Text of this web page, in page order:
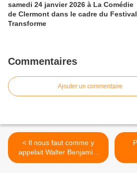
samedi 24 janvier 2026 à La Comédie
de Clermont dans le cadre du Festival
Transforme
Commentaires
Ajouter un commentaire
< Il nous faut comme y
appelait Walter Benjamin,
politiser l'esthétique et non